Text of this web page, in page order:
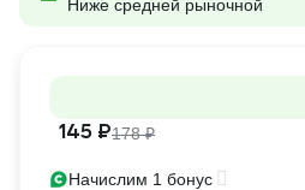
Ниже средней рыночной
145 ₽178 ₽
Начислим 1 бонус